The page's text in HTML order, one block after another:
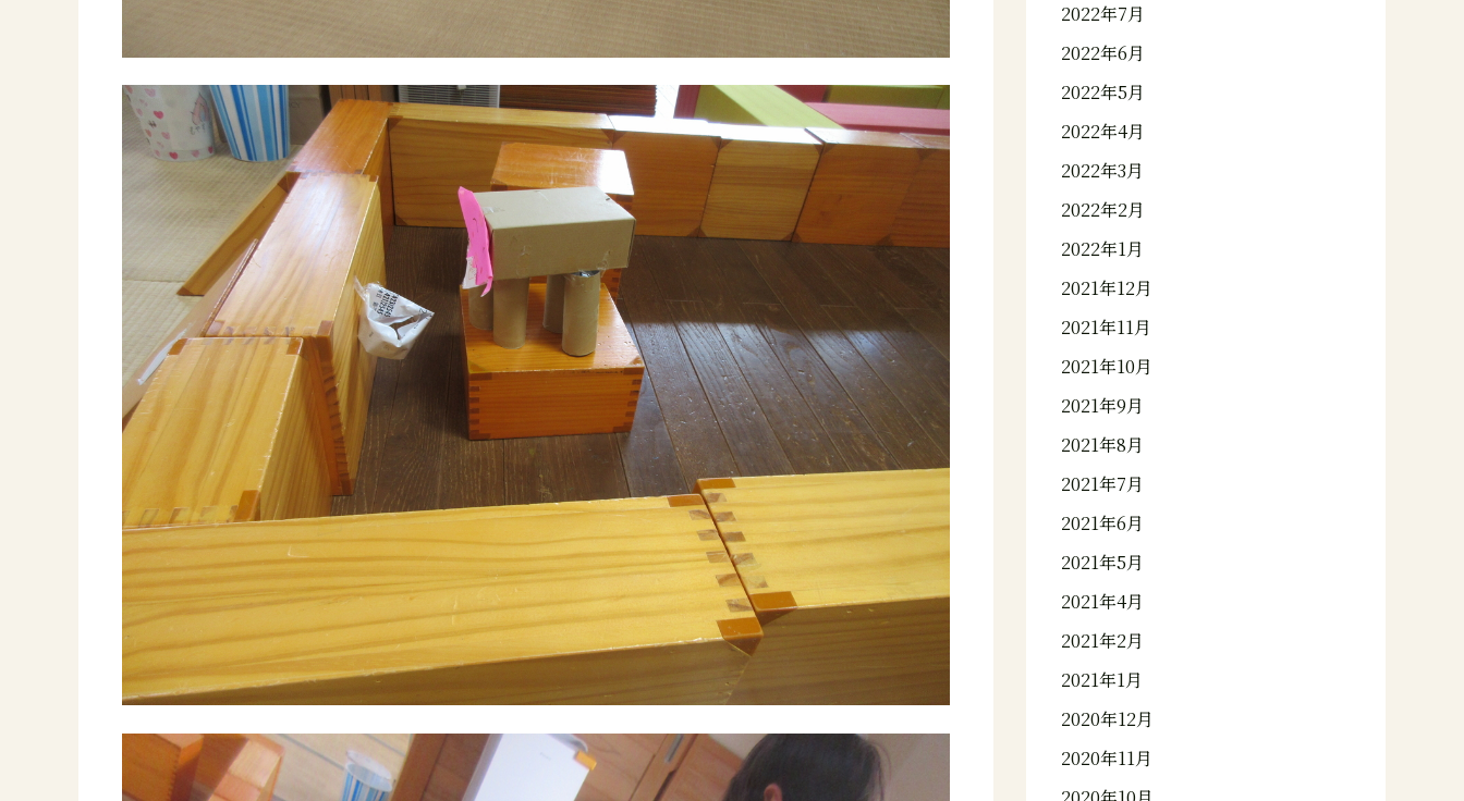
2022年7月
2022年6月
2022年5月
2022年4月
2022年3月
2022年2月
2022年1月
2021年12月
2021年11月
2021年10月
2021年9月
2021年8月
2021年7月
2021年6月
2021年5月
2021年4月
2021年2月
2021年1月
2020年12月
2020年11月